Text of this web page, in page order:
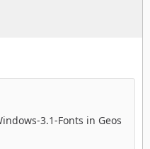
3.1-Fonts in Geos